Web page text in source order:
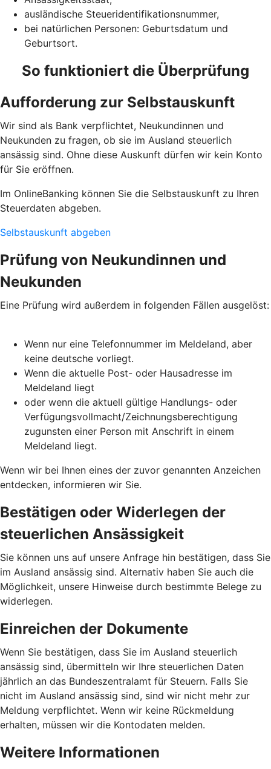
ausländische Steueridentifikationsnummer,
bei natürlichen Personen: Geburtsdatum und
Geburtsort.
So funktioniert die Überprüfung
Aufforderung zur Selbstauskunft
Wir sind als Bank verpflichtet, Neukundinnen und
Neukunden zu fragen, ob sie im Ausland steuerlich
ansässig sind. Ohne diese Auskunft dürfen wir kein Konto
für Sie eröffnen.
Im OnlineBanking können Sie die Selbstauskunft zu Ihren
Steuerdaten abgeben.
Selbstauskunft abgeben
Prüfung von Neukundinnen und
Neukunden
Eine Prüfung wird außerdem in folgenden Fällen ausgelöst:
Wenn nur eine Telefonnummer im Meldeland, aber
keine deutsche vorliegt.
Wenn die aktuelle Post- oder Hausadresse im
Meldeland liegt
oder wenn die aktuell gültige Handlungs- oder
Verfügungsvollmacht/Zeichnungsberechtigung
zugunsten einer Person mit Anschrift in einem
Meldeland liegt.
Wenn wir bei Ihnen eines der zuvor genannten Anzeichen
entdecken, informieren wir Sie.
Bestätigen oder Widerlegen der
steuerlichen Ansässigkeit
Sie können uns auf unsere Anfrage hin bestätigen, dass Sie
im Ausland ansässig sind. Alternativ haben Sie auch die
Möglichkeit, unsere Hinweise durch bestimmte Belege zu
widerlegen.
Einreichen der Dokumente
Wenn Sie bestätigen, dass Sie im Ausland steuerlich
ansässig sind, übermitteln wir Ihre steuerlichen Daten
jährlich an das Bundeszentralamt für Steuern. Falls Sie
nicht im Ausland ansässig sind, sind wir nicht mehr zur
Meldung verpflichtet. Wenn wir keine Rückmeldung
erhalten, müssen wir die Kontodaten melden.
Weitere Informationen